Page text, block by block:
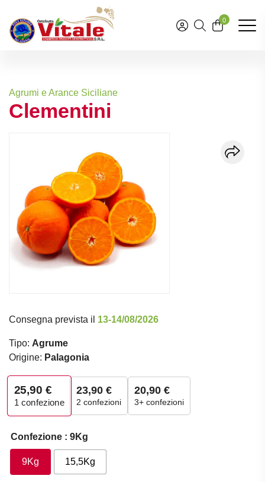
0
Agrumi e Arance Siciliane
Clementini
Consegna prevista il 13-14/08/2026
Tipo: Agrume
Origine: Palagonia
25,90 €
1 confezione
23,90 €
2 confezioni
20,90 €
3+ confezioni
Confezione : 9Kg
9Kg 15,5Kg